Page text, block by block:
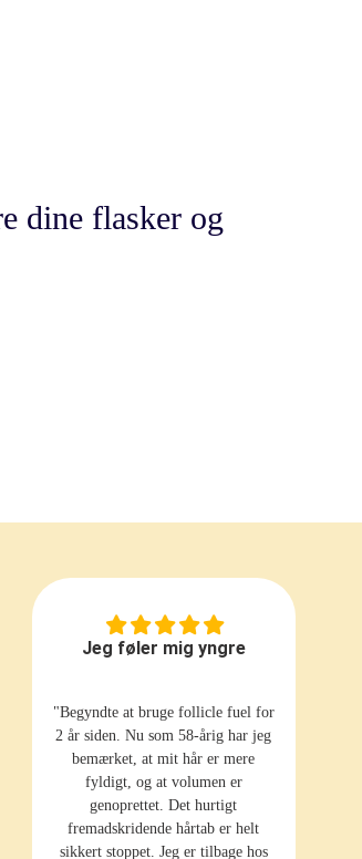
dine flasker og
Jeg føler mig yngre
"Begyndte at bruge follicle fuel for
2 år siden. Nu som 58-årig har jeg
bemærket, at mit hår er mere
fyldigt, og at volumen er
genoprettet. Det hurtigt
fremadskridende hårtab er helt
sikkert stoppet. Jeg er tilbage hos